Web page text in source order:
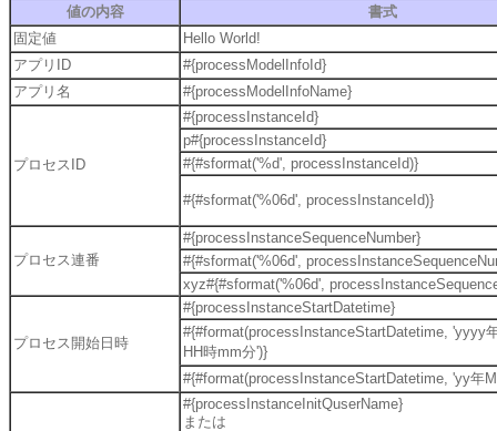
値の内容
書式
固定値
Hello World!
アプリID
#{processModelInfoId}
アプリ名
#{processModelInfoName}
プロセスID
#{processInstanceId}
p#{processInstanceId}
#{#sformat('%d', processInstanceId)}
#{#sformat('%06d', processInstanceId)}
プロセス連番
#{processInstanceSequenceNumber}
#{#sformat('%06d',
xyz#{#sformat('%06d',
プロセス開始日時
#{processInstanceStartDatetime}
#{#format(processInstanceStartDatetime, 'yyyy
HH時mm分')}
#{#format(processInstanceStartDatetime, 'yy年
#{processInstanceInitQuserName}
または